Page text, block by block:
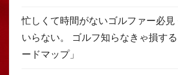
忙しくて時間がないゴルファー必見
いらない。 ゴルフ知らなきゃ損す
ードマップ」